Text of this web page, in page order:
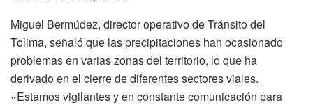
Miguel Bermúdez, director operativo de Tránsito del
Tolima, señaló que las precipitaciones han ocasionado
problemas en varias zonas del territorio, lo que ha
derivado en el cierre de diferentes sectores viales.
«Estamos vigilantes y en constante comunicación para